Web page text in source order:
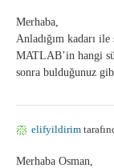
Merhaba,
Anladığım kadarı
MATLAB’in hangi
sonra bulduğunuz
elifyildirim
Merhaba Osman,